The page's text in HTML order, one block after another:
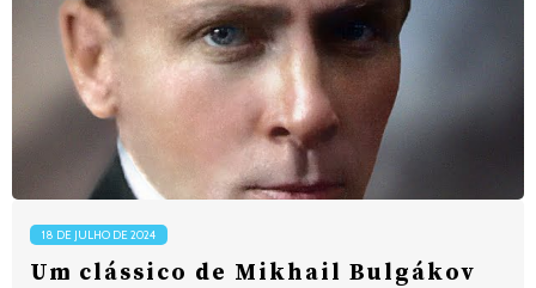
18 DE JULHO DE 2024
Um clássico de Mikhail Bulgákov